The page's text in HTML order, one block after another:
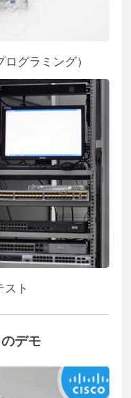
グラミング）
スト
デモ